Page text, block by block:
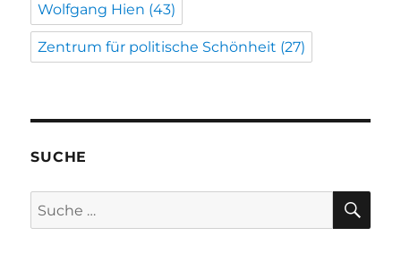
Wolfgang Hien (43)
Zentrum für politische Schönheit (27)
SUCHE
Suche
nach: